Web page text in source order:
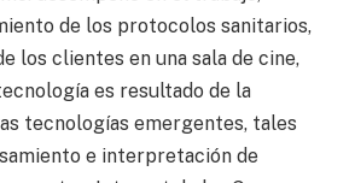
de los protocolos sanitarios,
los clientes en una sala de cine,
es resultado de la
tecnologías emergentes, tales
e interpretación de